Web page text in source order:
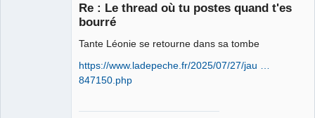
Re : Le thread où tu postes quand t'es
bourré
Tante Léonie se retourne dans sa tombe
https://www.ladepeche.fr/2025/07/27/jau …
847150.php